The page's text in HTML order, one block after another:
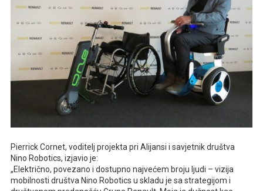
Pierrick Cornet, voditelj projekta pri Alijansi i savjetnik društva
Nino Robotics, izjavio je:
„Električno, povezano i dostupno najvećem broju ljudi – vizija
mobilnosti društva Nino Robotics u skladu je sa strategijom i